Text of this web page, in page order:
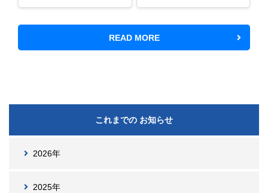
READ MORE
これまでの お知らせ
2026年
2025年